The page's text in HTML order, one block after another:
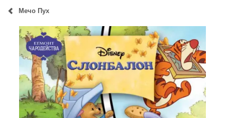
Мечо Пух